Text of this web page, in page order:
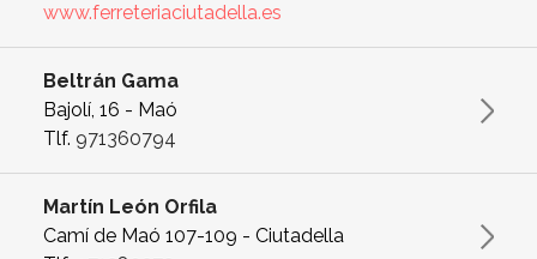
www.ferreteriaciutadella.es
Beltrán Gama
Bajolí, 16 - Maó
Tlf. 971360794
Martín León Orfila
Camí de Maó 107-109 - Ciutadella